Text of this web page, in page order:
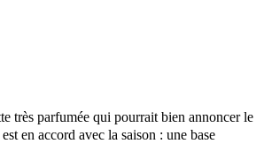
très parfumée qui pourrait bien annoncer le
en accord avec la saison : une base